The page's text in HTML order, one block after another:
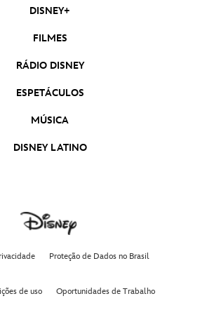
DISNEY+
FILMES
RÁDIO DISNEY
ESPETÁCULOS
MÚSICA
DISNEY LATINO
Proteção de Dados no Brasil
de uso Oportunidades de Trabalho